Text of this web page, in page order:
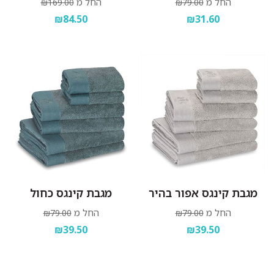
₪31.60
₪84.50
מגבת קינגס אפור בהיר
החל מ ₪79.00
₪39.50
מגבת קינגס כחול
החל מ ₪79.00
₪39.50